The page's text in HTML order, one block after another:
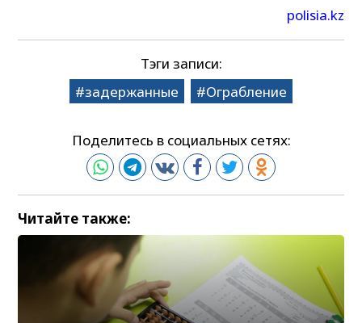
polisia.kz
Тэги записи:
задержанные
Ограбление
Поделитесь в социальных сетях:
Читайте также: